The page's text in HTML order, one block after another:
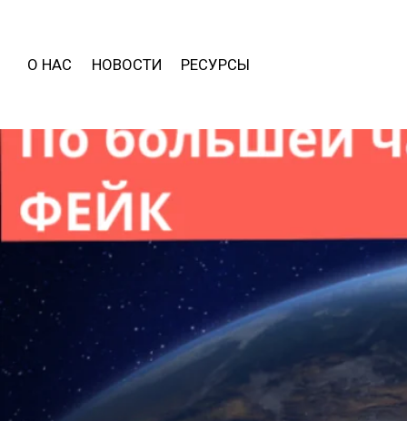
О НАС НОВОСТИ РЕСУРСЫ